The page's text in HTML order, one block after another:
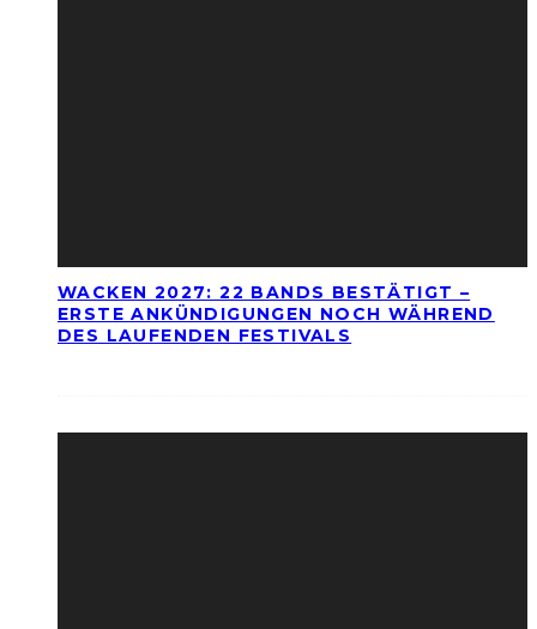
WACKEN 2027: 22 BANDS BESTÄTIGT –
ERSTE ANKÜNDIGUNGEN NOCH WÄHREND
DES LAUFENDEN FESTIVALS